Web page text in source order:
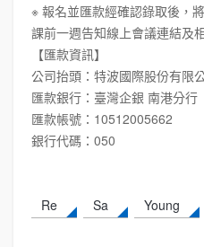
※ 報名並匯款經確認錄取後，
課前一週告知線上會議連結及
【匯款資訊】
公司抬頭：特波國際股份有限
匯款銀行：臺灣企銀 南港分行
匯款帳號：10512005662
銀行代碼：050
Re Sa Young